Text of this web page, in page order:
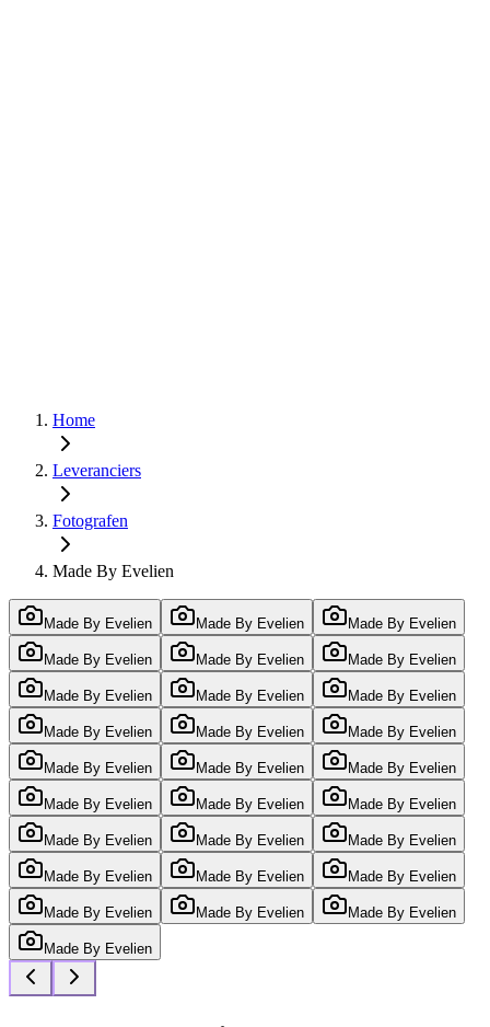
Home
Leveranciers
Fotografen
Made By Evelien
Made By Evelien Made By Evelien Made By Evelien
Made By Evelien Made By Evelien Made By Evelien
Made By Evelien Made By Evelien Made By Evelien
Made By Evelien Made By Evelien Made By Evelien
Made By Evelien Made By Evelien Made By Evelien
Made By Evelien Made By Evelien Made By Evelien
Made By Evelien Made By Evelien Made By Evelien
Made By Evelien Made By Evelien Made By Evelien
Made By Evelien Made By Evelien Made By Evelien
Made By Evelien